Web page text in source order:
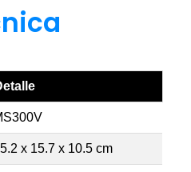
x 15.7 x 10.5 cm